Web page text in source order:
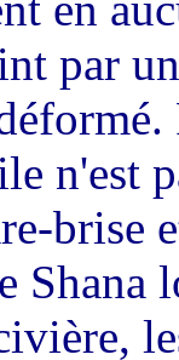
par
n'est
brise
Shana